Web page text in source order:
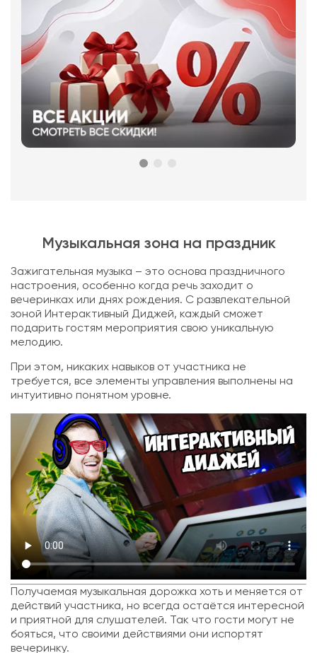
Музыкальная зона на праздник
Зажигательная музыка – это основа праздничного
настроения, особенно когда речь заходит о
вечеринках или днях рождения. С развлекательной
зоной Интерактивный Диджей, каждый сможет
подарить гостям мероприятия свою уникальную
мелодию.
При этом, никаких навыков от участника не
требуется, все элементы управления выполнены на
интуитивно понятном уровне.
Получаемая музыкальная дорожка хоть и меняется от
действий участника, но всегда остаётся интересной
и приятной для слушателей. Так что гости могут не
бояться, что своими действиями они испортят
вечеринку.